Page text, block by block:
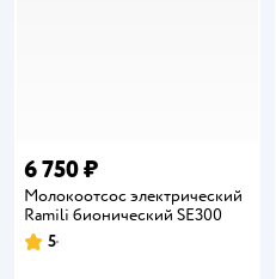
6 750 ₽
Молокоотсос электрический
Ramili бионический SE300
Рейтинг:
5